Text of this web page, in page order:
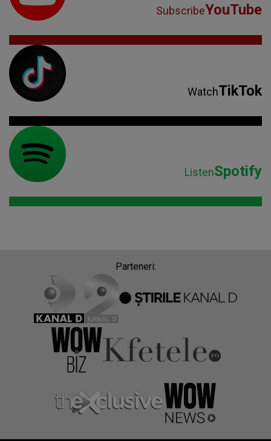
SubscribeYouTube
WatchTikTok
ListenSpotify
Parteneri: